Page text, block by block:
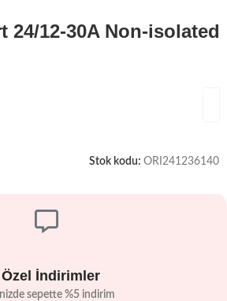
24/12-30A Non-isolated
Stok kodu: ORI241236140
Özel İndirimler
sepette %5 indirim